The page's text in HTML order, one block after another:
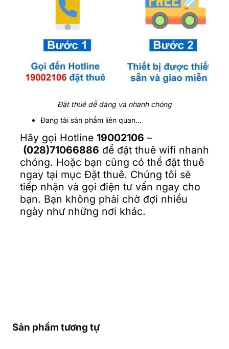
Đặt thuê dễ dàng và nhanh chóng
Đang tải sản phẩm liên quan...
Hãy gọi Hotline 19002106 –
(028)71066886 để đặt thuê wifi nhanh
chóng. Hoặc bạn cũng có thể đặt thuê
ngay tại mục Đặt thuê. Chúng tôi sẽ
tiếp nhận và gọi điện tư vấn ngay cho
bạn. Bạn không phải chờ đợi nhiều
ngày như những nơi khác.
Sản phẩm tương tự